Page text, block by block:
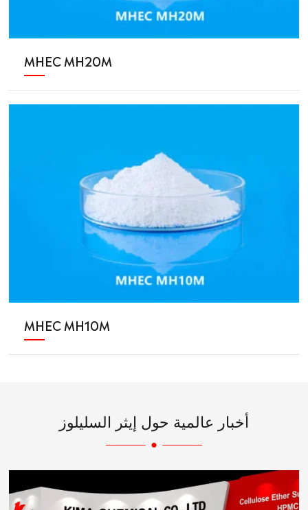
MHEC MH20M
MHEC MH10M
أخبار عالمية حول إيثر السليلوز